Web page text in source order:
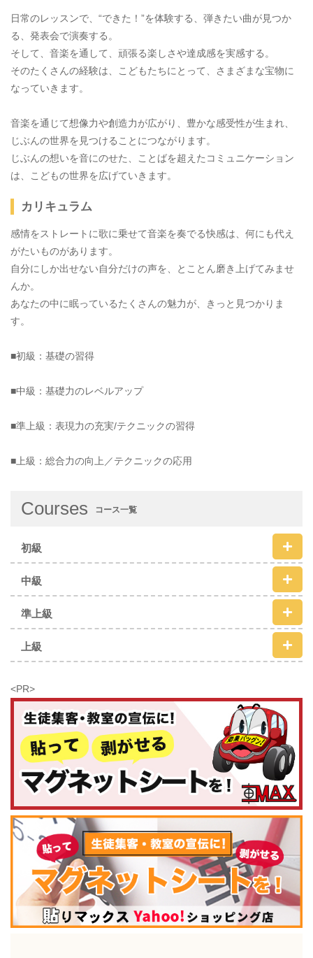
日常のレッスンで、“できた！”を体験する、弾きたい曲が見つか
る、発表会で演奏する。
そして、音楽を通して、頑張る楽しさや達成感を実感する。
そのたくさんの経験は、こどもたちにとって、さまざまな宝物に
なっていきます。
音楽を通じて想像力や創造力が広がり、豊かな感受性が生まれ、
じぶんの世界を見つけることにつながります。
じぶんの想いを音にのせた、ことばを超えたコミュニケーション
は、こどもの世界を広げていきます。
カリキュラム
感情をストレートに歌に乗せて音楽を奏でる快感は、何にも代え
がたいものがあります。
自分にしか出せない自分だけの声を、とことん磨き上げてみませ
んか。
あなたの中に眠っているたくさんの魅力が、きっと見つかりま
す。
■初級：基礎の習得
■中級：基礎力のレベルアップ
■準上級：表現力の充実/テクニックの習得
■上級：総合力の向上／テクニックの応用
Courses コース一覧
初級
中級
準上級
上級
<PR>